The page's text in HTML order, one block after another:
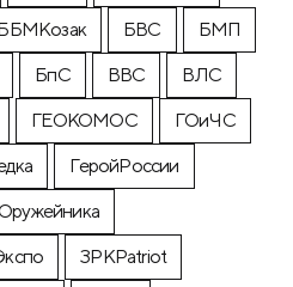
БВС
БМП
БпС ВВС
ВЛС
ГЕОКОМОС
ГОиЧС
ГеройРоссии
ЗРКPatriot